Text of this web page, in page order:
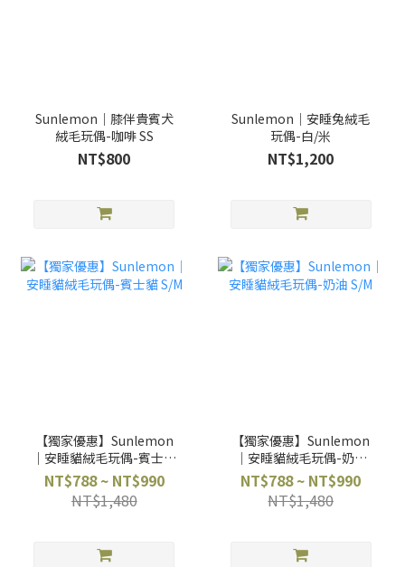
Sunlemon｜膝伴貴賓犬
絨毛玩偶-咖啡 SS
NT$800
Sunlemon｜安睡兔絨毛
玩偶-白/米
NT$1,200
【獨家優惠】Sunlemon
｜安睡貓絨毛玩偶-賓士貓
S/M
NT$788 ~ NT$990
NT$1,480
【獨家優惠】Sunlemon
｜安睡貓絨毛玩偶-奶油
S/M
NT$788 ~ NT$990
NT$1,480